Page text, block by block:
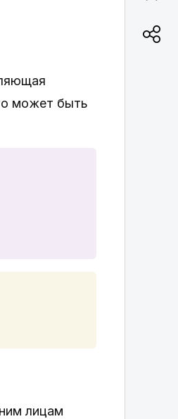
может быть
лицам